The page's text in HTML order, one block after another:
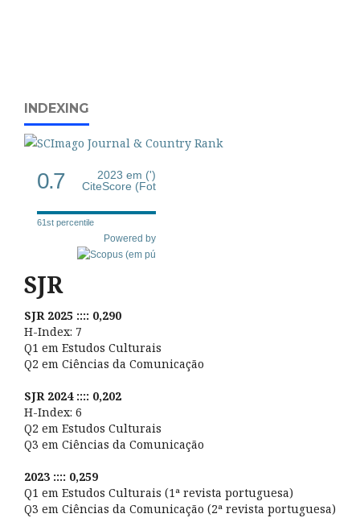
INDEXING
0.7
2023 em (')
CiteScore (Fot
61st percentile
Powered by
SJR
SJR 2025 :::: 0,290
H-Index: 7
Q1 em Estudos Culturais
Q2 em Ciências da Comunicação
SJR 2024 :::: 0,202
H-Index: 6
Q2 em Estudos Culturais
Q3 em Ciências da Comunicação
2023 :::: 0,259
Q1 em Estudos Culturais (1ª revista portuguesa)
Q3 em Ciências da Comunicação (2ª revista portuguesa)